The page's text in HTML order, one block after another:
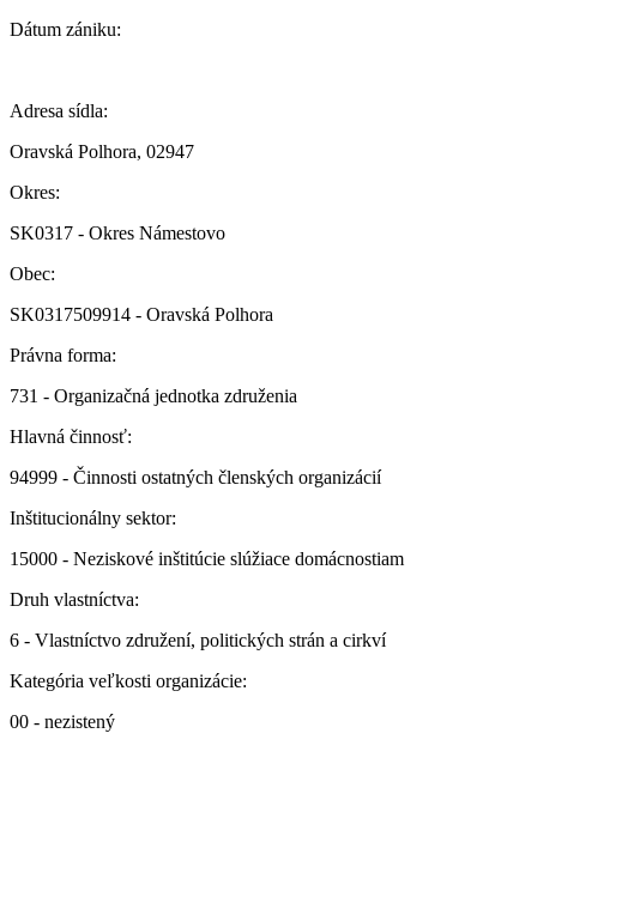
Dátum zániku:
Adresa sídla:
Oravská Polhora, 02947
Okres:
SK0317 - Okres Námestovo
Obec:
SK0317509914 - Oravská Polhora
Právna forma:
731 - Organizačná jednotka združenia
Hlavná činnosť:
94999 - Činnosti ostatných členských organizácií
Inštitucionálny sektor:
15000 - Neziskové inštitúcie slúžiace domácnostiam
Druh vlastníctva:
6 - Vlastníctvo združení, politických strán a cirkví
Kategória veľkosti organizácie:
00 - nezistený